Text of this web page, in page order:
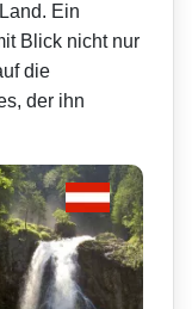
Ein
Blick nicht nur
die
der ihn